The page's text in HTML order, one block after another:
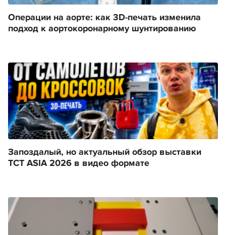
Операции на аорте: как 3D-печать изменила
подход к аортокоронарному шунтированию
Запоздалый, но актуальный обзор выставки
TCT ASIA 2026 в видео формате